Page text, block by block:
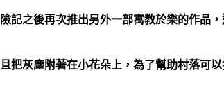
記之後再次推出另外一部寓教於樂的作品
把灰塵附著在小花朵上，為了幫助村落可